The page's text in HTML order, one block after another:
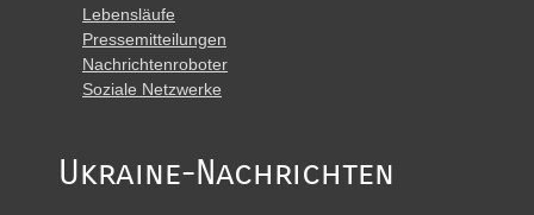
Lebensläufe
Pressemitteilungen
Nachrichtenroboter
Soziale Netzwerke
Ukraine-Nachrichten